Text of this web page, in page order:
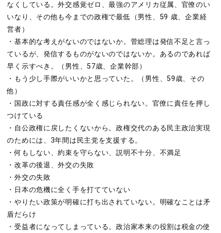
なくしている。外交感覚ゼロ、最強のアメリカ従属、官僚のい
いなり、その他も今までの政権で最低（男性、59 歳、企業経
営者）
・基本的な考えがないのではないか。菅総理は発信不足と言っ
ているが、発信するものがないのではないか。あるのであれば
早く示すべき。（男性、57歳、企業幹部）
・もう少し手際がいいかと思っていた。（男性、59歳、その
他）
・国政に対する責任感が全く感じられない。官僚に責任を押し
つけている
・自公政権に戻したくないから。政権交代のある民主政治実現
のためには、3年間は民主党を支援する。
・何もしない、約束を守らない、説明不十分、不満足
・改革の後退、外交の失敗
・外交の失敗
・日本の危機に全く手を打てていない
・やりたい政策が明確に打ち出されていない。明確なことは矛
盾だらけ
・受益者になってしまっている。政治家本来の役割は税金の使